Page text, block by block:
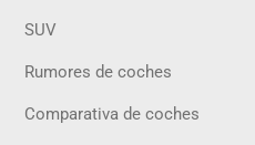
SUV
Rumores de coches
Comparativa de coches